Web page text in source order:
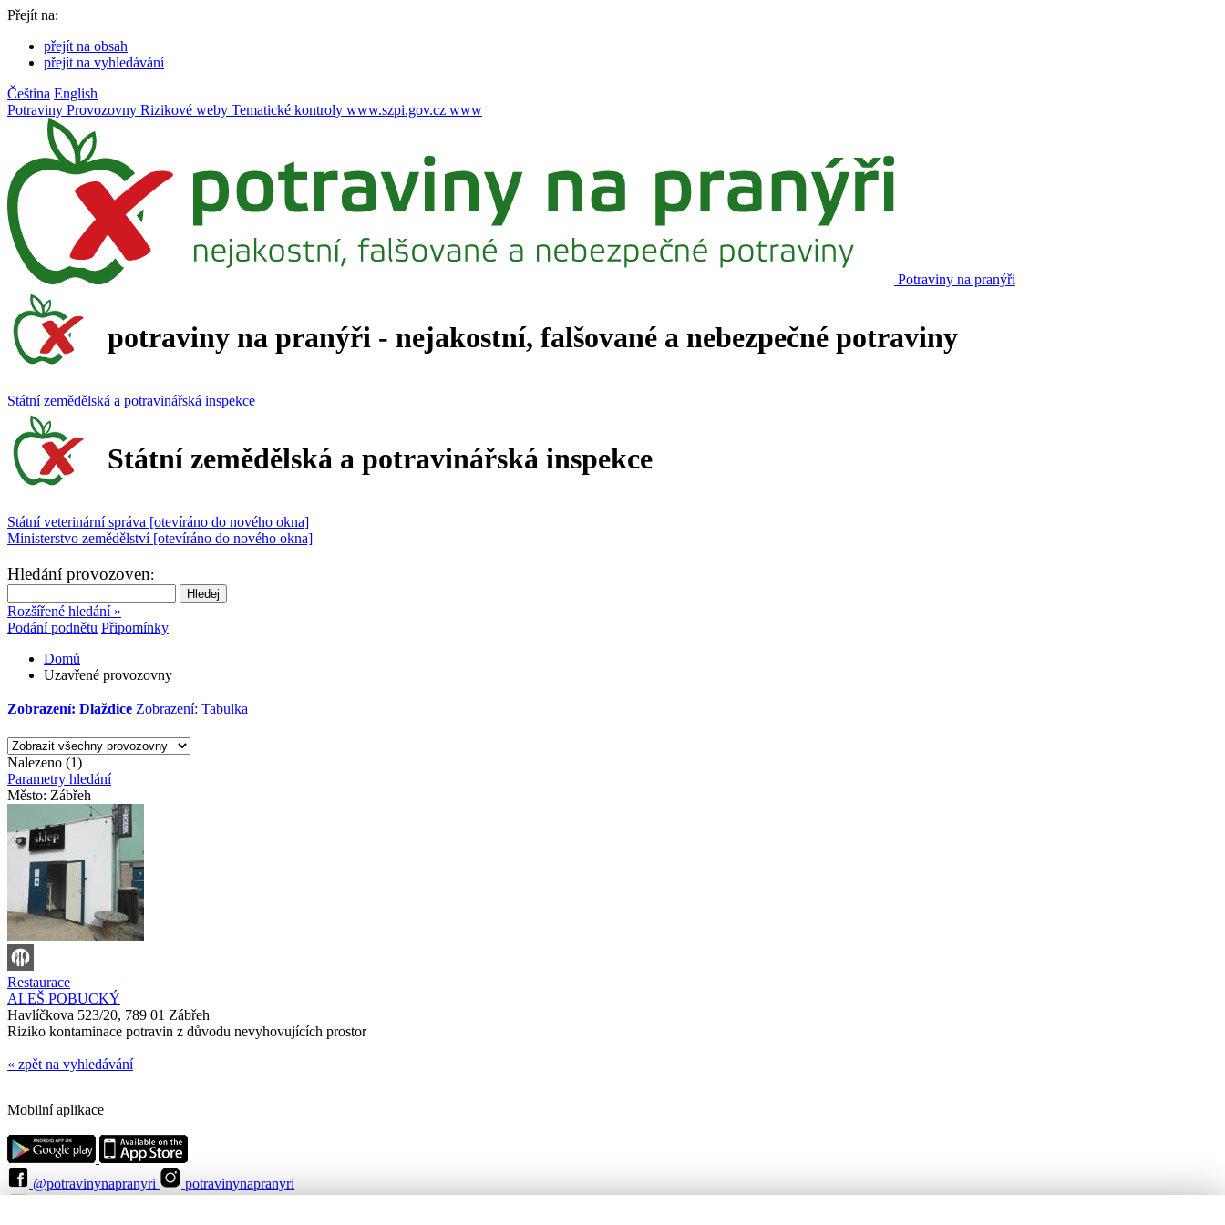
Přejít na:
přejít na obsah
přejít na vyhledávání
Čeština English
Potraviny Provozovny Rizikové weby Tematické kontroly www.szpi.gov.cz www
Potraviny na pranýři
potraviny na pranýři - nejakostní, falšované a nebezpečné potraviny
Státní zemědělská a potravinářská inspekce
Státní zemědělská a potravinářská inspekce
Státní veterinární správa [otevíráno do nového okna]
Ministerstvo zemědělství [otevíráno do nového okna]
Hledání provozoven:
Rozšířené hledání »
Podání podnětu Připomínky
Domů
Uzavřené provozovny
Zobrazení: Dlaždice Zobrazení: Tabulka
Nalezeno (1)
Parametry hledání
Město: Zábřeh
Restaurace
ALEŠ POBUCKÝ
Havlíčkova 523/20, 789 01 Zábřeh
Riziko kontaminace potravin z důvodu nevyhovujících prostor
« zpět na vyhledávání
Mobilní aplikace
@potravinynapranyri
potravinynapranyri